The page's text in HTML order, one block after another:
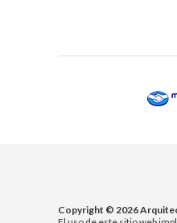
Copyright © 2026